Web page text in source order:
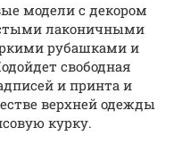
модели с декором
лаконичными
рубашками и
свободная
и принта и
верхней одежды
курку.